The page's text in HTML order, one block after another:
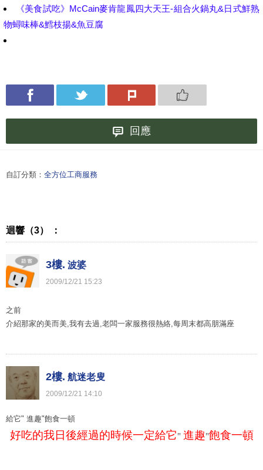
《美食試吃》McCain麥肯龍鳳四大天王-組合火鍋丸&日式鮮熟
物蟳味棒&鱈枝揚&魚豆腐
回應
自訂分類： 全方位工商服務
迴響（3） ：
3樓. 波婆
2009/12/21 15:23
之前
介紹那家的美而美,我有去過,老闆一家服務很熱絡,每周末都高朋滿座
2樓. 航迷老叟
2009/12/21 14:10
給它" 進趣"飽食一頓
好吃的我日後經過的時候一定給它" 進趣"飽食一頓